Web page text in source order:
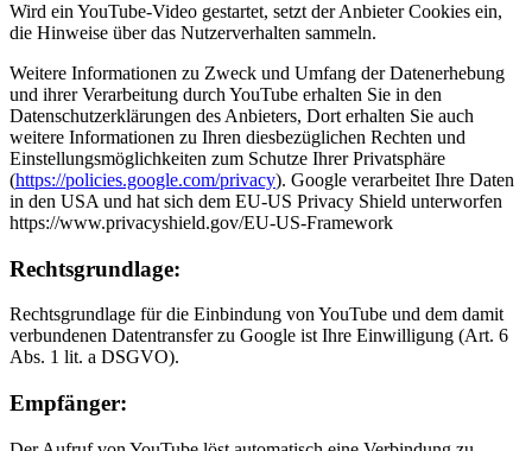
Wird ein YouTube-Video gestartet, setzt der Anbieter Cookies ein,
die Hinweise über das Nutzerverhalten sammeln.
Weitere Informationen zu Zweck und Umfang der Datenerhebung
und ihrer Verarbeitung durch YouTube erhalten Sie in den
Datenschutzerklärungen des Anbieters, Dort erhalten Sie auch
weitere Informationen zu Ihren diesbezüglichen Rechten und
Einstellungsmöglichkeiten zum Schutze Ihrer Privatsphäre
(https://policies.google.com/privacy). Google verarbeitet Ihre Daten
in den USA und hat sich dem EU-US Privacy Shield unterworfen
https://www.privacyshield.gov/EU-US-Framework
Rechtsgrundlage:
Rechtsgrundlage für die Einbindung von YouTube und dem damit
verbundenen Datentransfer zu Google ist Ihre Einwilligung (Art. 6
Abs. 1 lit. a DSGVO).
Empfänger: